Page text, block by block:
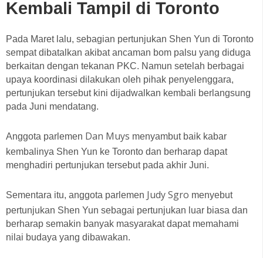
Kembali Tampil di Toronto
Pada Maret lalu, sebagian pertunjukan Shen Yun di Toronto
sempat dibatalkan akibat ancaman bom palsu yang diduga
berkaitan dengan tekanan PKC. Namun setelah berbagai
upaya koordinasi dilakukan oleh pihak penyelenggara,
pertunjukan tersebut kini dijadwalkan kembali berlangsung
pada Juni mendatang.
Anggota parlemen Dan Muys menyambut baik kabar
kembalinya Shen Yun ke Toronto dan berharap dapat
menghadiri pertunjukan tersebut pada akhir Juni.
Sementara itu, anggota parlemen Judy Sgro menyebut
pertunjukan Shen Yun sebagai pertunjukan luar biasa dan
berharap semakin banyak masyarakat dapat memahami
nilai budaya yang dibawakan.